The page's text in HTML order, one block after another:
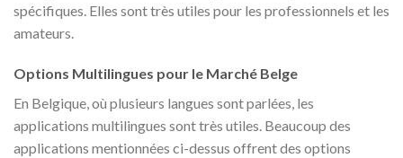
spécifiques. Elles sont très utiles pour les professionnels et les
amateurs.
Options Multilingues pour le Marché Belge
En Belgique, où plusieurs langues sont parlées, les
applications multilingues sont très utiles. Beaucoup des
applications mentionnées ci-dessus offrent des options